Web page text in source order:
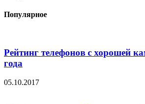
Популярное
Рейтинг телефонов с хорошей
года
05.10.2017